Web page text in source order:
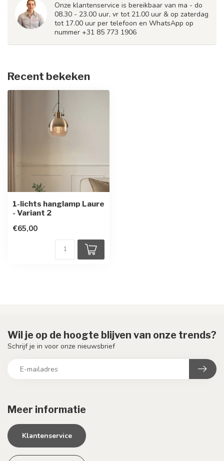
Onze klantenservice is bereikbaar van ma - do
08.30 - 23.00 uur, vr tot 21.00 uur & op zaterdag
tot 17.00 uur per telefoon en WhatsApp op
nummer +31 85 773 1906
Recent bekeken
1-lichts hanglamp Laure
- Variant 2
€65,00
Meer informatie
Klantenservice
Wil je op de hoogte blijven van onze trends?
Schrijf je in voor onze nieuwsbrief